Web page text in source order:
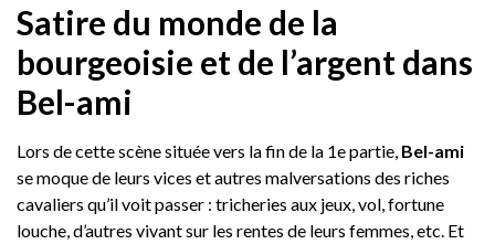
Satire du monde de la
bourgeoisie et de l’argent dans
Bel-ami
Lors de cette scène située vers la fin de la 1e partie, Bel-ami
se moque de leurs vices et autres malversations des riches
cavaliers qu’il voit passer : tricheries aux jeux, vol, fortune
louche, d’autres vivant sur les rentes de leurs femmes, etc. Et